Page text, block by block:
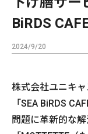
BiRDS
2024/9/20
株式会社ユニキ
「SEA BiRDS
問題に革新的な